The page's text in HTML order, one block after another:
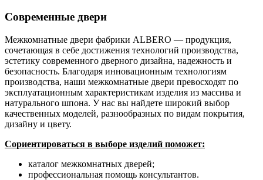
Современные двери
Межкомнатные двери фабрики ALBERO — продукция,
сочетающая в себе достижения технологий производства,
эстетику современного дверного дизайна, надежность и
безопасность. Благодаря инновационным технологиям
производства, наши межкомнатные двери превосходят по
эксплуатационным характеристикам изделия из массива и
натурального шпона. У нас вы найдете широкий выбор
качественных моделей, разнообразных по видам покрытия,
дизайну и цвету.
Сориентироваться в выборе изделий поможет:
каталог межкомнатных дверей;
профессиональная помощь консультантов.